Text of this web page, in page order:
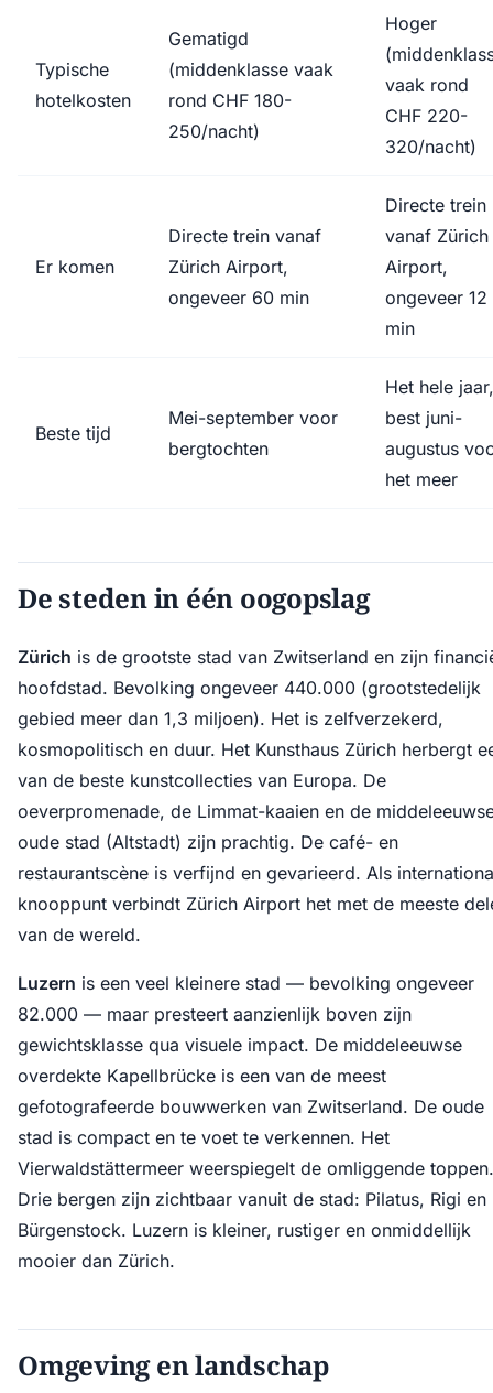
Typische
hotelkosten
Gematigd
(middenklasse vaak
rond CHF 180-
250/nacht)
Hoger
vaak rond
CHF 220-
320/nacht)
Er komen
Directe trein vanaf
Zürich Airport,
ongeveer 60 min
Directe trein
vanaf Zürich
Airport,
ongeveer 12
min
Beste tijd
Mei-september voor
bergtochten
Het hele jaar,
best juni-
augustus
het meer
De steden in één oogopslag
Zürich is de grootste stad van Zwitserland en zijn
hoofdstad. Bevolking ongeveer 440.000 (grootstedelijk
gebied meer dan 1,3 miljoen). Het is zelfverzekerd,
kosmopolitisch en duur. Het Kunsthaus Zürich herbergt
van de beste kunstcollecties van Europa. De
oeverpromenade, de Limmat-kaaien en de
oude stad (Altstadt) zijn prachtig. De café- en
restaurantscène is verfijnd en gevarieerd. Als
knooppunt verbindt Zürich Airport het met de meeste
van de wereld.
Luzern is een veel kleinere stad — bevolking ongeveer
82.000 — maar presteert aanzienlijk boven zijn
gewichtsklasse qua visuele impact. De middeleeuwse
overdekte Kapellbrücke is een van de meest
gefotografeerde bouwwerken van Zwitserland. De oude
stad is compact en te voet te verkennen. Het
Vierwaldstättermeer weerspiegelt de omliggende toppen.
Drie bergen zijn zichtbaar vanuit de stad: Pilatus, Rigi en
Bürgenstock. Luzern is kleiner, rustiger en onmiddellijk
mooier dan Zürich.
Omgeving en landschap